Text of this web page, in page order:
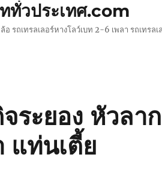
ทั่วประเทศ.com
อ รถเทรลเลอร์หางโลว์เบท 2-6 เพลา รถเ
ระยอง หัวลา
แท่นเตี้ย